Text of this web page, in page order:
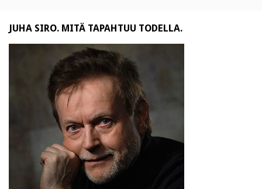
JUHA SIRO. MITÄ TAPAHTUU TODELLA.